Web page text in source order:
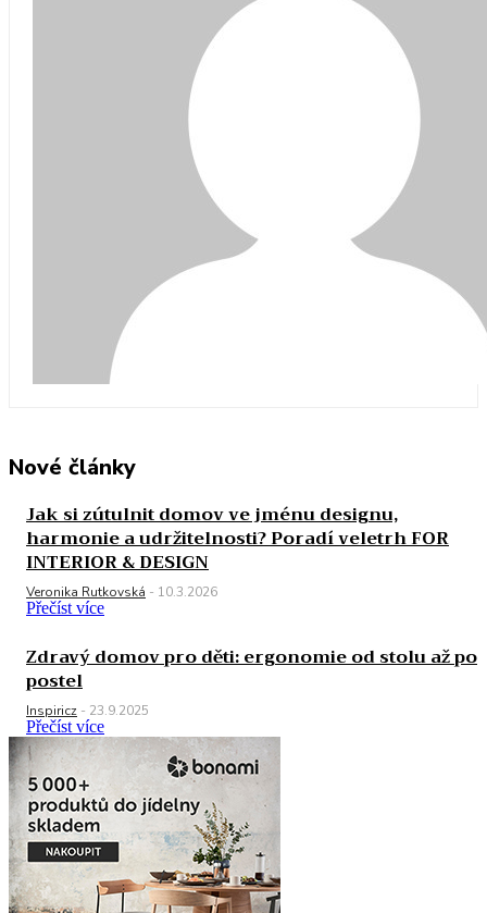
Nové články
Jak si zútulnit domov ve jménu designu,
harmonie a udržitelnosti? Poradí veletrh FOR
INTERIOR & DESIGN
Veronika Rutkovská - 10.3.2026
Přečíst více
Zdravý domov pro děti: ergonomie od stolu až po
postel
Inspiricz - 23.9.2025
Přečíst více